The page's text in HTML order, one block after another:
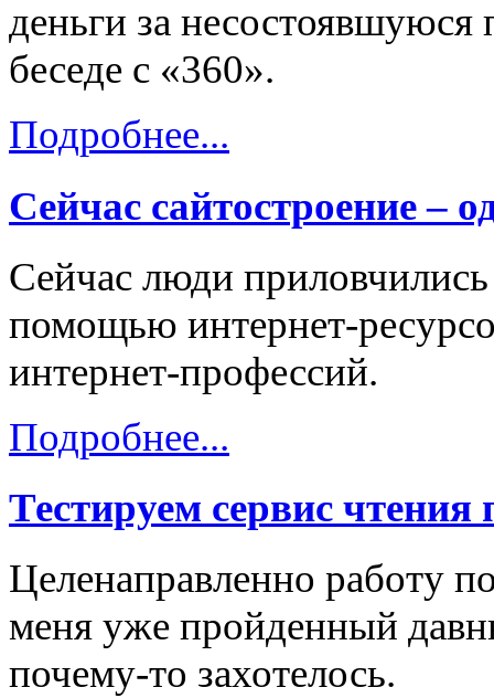
деньги за несостоявшуюся
беседе с «360».
Подробнее...
Сейчас сайтостроение –
Сейчас люди приловчились
помощью интернет-
интернет-профессий.
Подробнее...
Тестируем сервис
Целенаправленно работу
меня уже пройденный
почему-то захотелось.